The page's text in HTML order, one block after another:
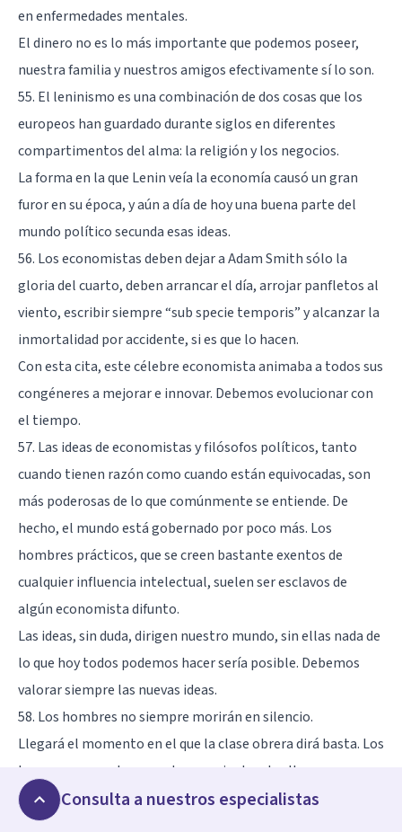
en enfermedades mentales.
El dinero no es lo más importante que podemos poseer,
nuestra familia y nuestros amigos efectivamente sí lo son.
55. El leninismo es una combinación de dos cosas que los
europeos han guardado durante siglos en diferentes
compartimentos del alma: la religión y los negocios.
La forma en la que Lenin veía la economía causó un gran
furor en su época, y aún a día de hoy una buena parte del
mundo político secunda esas ideas.
56. Los economistas deben dejar a Adam Smith sólo la
gloria del cuarto, deben arrancar el día, arrojar panfletos al
viento, escribir siempre “sub specie temporis” y alcanzar la
inmortalidad por accidente, si es que lo hacen.
Con esta cita, este célebre economista animaba a todos sus
congéneres a mejorar e innovar. Debemos evolucionar con
el tiempo.
57. Las ideas de economistas y filósofos políticos, tanto
cuando tienen razón como cuando están equivocadas, son
más poderosas de lo que comúnmente se entiende. De
hecho, el mundo está gobernado por poco más. Los
hombres prácticos, que se creen bastante exentos de
cualquier influencia intelectual, suelen ser esclavos de
algún economista difunto.
Las ideas, sin duda, dirigen nuestro mundo, sin ellas nada de
lo que hoy todos podemos hacer sería posible. Debemos
valorar siempre las nuevas ideas.
58. Los hombres no siempre morirán en silencio.
Llegará el momento en el que la clase obrera dirá basta. Los
burgueses son plenamente conscientes de ello.
59. No hay un medio más sutil, ni más seguro, de volcar las
bases existentes de la sociedad que debatir la moneda. El
Consulta a nuestros especialistas